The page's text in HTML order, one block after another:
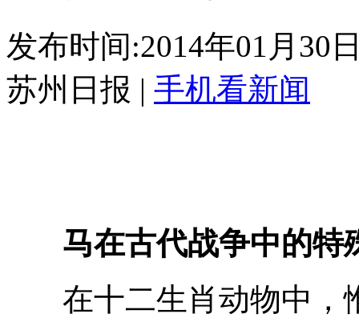
发布时间:2014年01月30
苏州日报 | 手机看新闻
马在古代战争中的特
在十二生肖动物中，